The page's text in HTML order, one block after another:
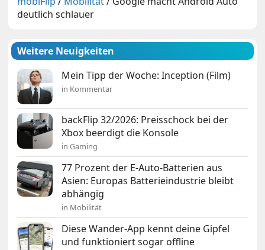
deutlich schlauer
Weitere Neuigkeiten
Mein Tipp der Woche: Inception (Film)
in Kommentar
backFlip 32/2026: Preisschock bei der
Xbox beerdigt die Konsole
in Gaming
77 Prozent der E-Auto-Batterien aus
Asien: Europas Batterieindustrie bleibt
abhängig
in Mobilität
Diese Wander-App kennt deine Gipfel
und funktioniert sogar offline